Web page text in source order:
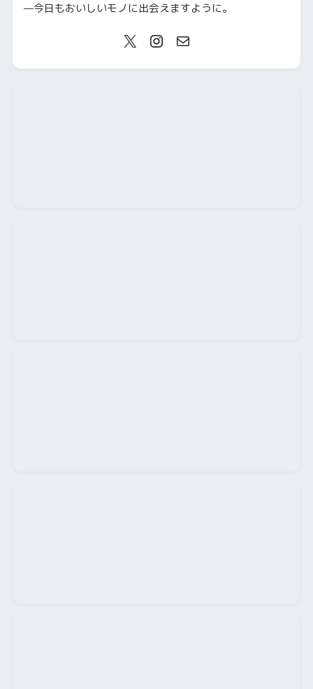
—今日もおいしいモノに出会えますように。